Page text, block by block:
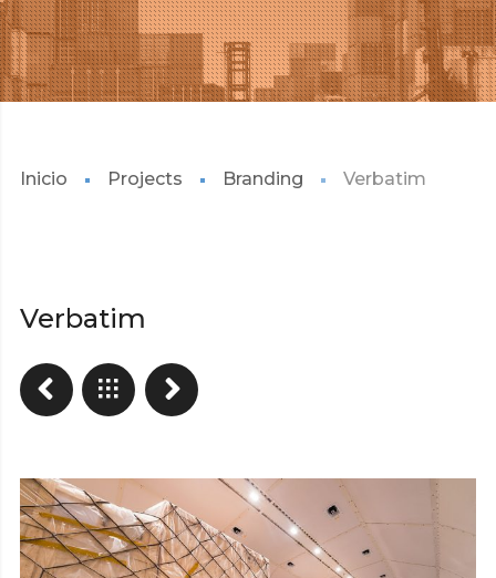
Inicio Projects Branding Verbatim
Verbatim